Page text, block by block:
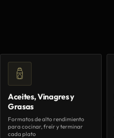
Aceites, Vinagres y
Grasas
Formatos de alto rendimiento
para cocinar, freír y terminar
cada plato